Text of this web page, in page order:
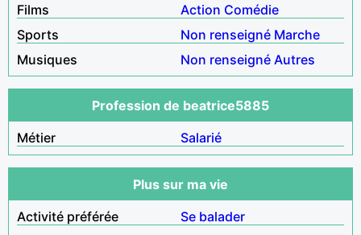
Films
Action Comédie
Sports
Non renseigné Marche
Musiques
Non renseigné Autres
Profession de beatrice5885
Métier
Salarié
Plus sur ma vie
Activité préférée
Se balader